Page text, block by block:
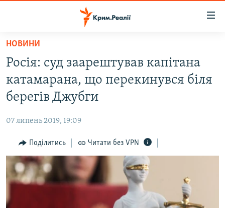
Перейти
основного
матеріалу
Перейти
до
основної
Перейти
до
пошуку
ВОДА.КРИМ
ВІДЕО ТА ФОТО
БЛОГИ
ПОГЛЯД
ІНТЕРВ'Ю
ВСЕ ЗА ДЕНЬ
СПЕЦПРОЕКТИ
НОВИНИ
Росія: суд заарештував капітана
катамарана, що перекинувся біля
берегів Джубги
07 липень 2019, 19:09
Поділитись Читати без VPN